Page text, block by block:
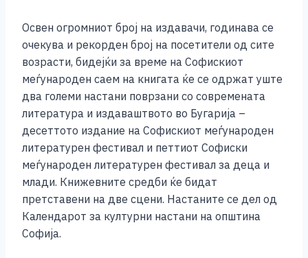
Освен огромниот број на издавачи, годинава се
очекува и рекорден број на посетители од сите
возрасти, бидејќи за време на Софискиот
меѓународен саем на книгата ќе се одржат уште
два големи настани поврзани со современата
литература и издаваштвото во Бугарија –
десеттото издание на Софискиот меѓународен
литературен фестивал и петтиот Софиски
меѓународен литературен фестивал за деца и
млади. Книжевните средби ќе бидат
претставени на две сцени. Настаните се дел од
Календарот за културни настани на општина
Софија.